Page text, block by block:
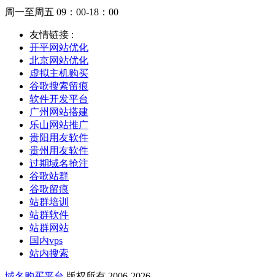
周一至周五 09：00-18：00
友情链接 :
开平网站优化
北京网站优化
虚拟主机购买
谷歌搜索留痕
软件开发平台
广州网站搭建
乐山网站推广
贵阳用友软件
贵州用友软件
过期域名抢注
谷歌站群
谷歌留痕
站群培训
站群软件
站群网站
国内vps
站内搜索